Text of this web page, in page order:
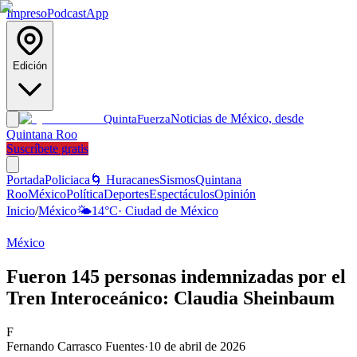
ImpresoPodcastApp
Edición
QuintaFuerzaNoticias de México, desde
Quintana Roo
Suscríbete gratis
PortadaPoliciaca 🌀 HuracanesSismosQuintana
RooMéxicoPolíticaDeportesEspectáculosOpinión
Inicio/México🌤️14°C· Ciudad de México
México
Fueron 145 personas indemnizadas por el
Tren Interoceánico: Claudia Sheinbaum
F
Fernando Carrasco Fuentes·10 de abril de 2026